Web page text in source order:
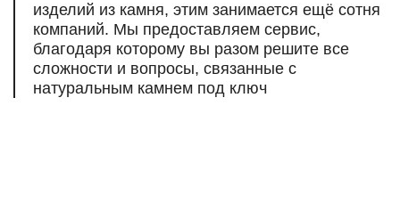
изделий из камня, этим занимается ещё сотня
компаний. Мы предоставляем сервис,
благодаря которому вы разом решите все
сложности и вопросы, связанные с
натуральным камнем под ключ